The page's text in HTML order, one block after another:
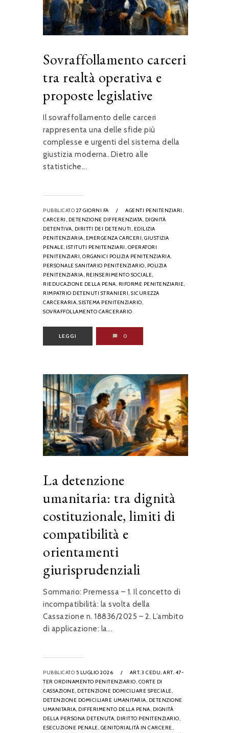
Sovraffollamento carceri
tra realtà operativa e
proposte legislative
Il sovraffollamento delle carceri
rappresenta una delle sfide più
complesse e urgenti del sistema della
giustizia moderna. Dietro alle
statistiche...
PUBBLICATO 27 GIORNI FA /
AGENTI PENITENZIARI,
CARCERI, DETENZIONE DIFFERENZIATA, DIGNITÀ
DETENTIVA, DIRITTI DEI DETENUTI, EDILIZIA
PENITENZIARIA, EMERGENZA CARCERI, GIUSTIZIA
PENALE, ISTITUTI PENITENZIARI, OPERATORI
PENITENZIARI, ORGANICI POLIZIA PENITENZIARIA,
PERSONALE SANITARIO PENITENZIARIO, POLIZIA
PENITENZIARIA, REINSERIMENTO SOCIALE,
RIEDUCAZIONE DELLA PENA, RIFORME PENITENZIARIE,
RIMPATRIO DETENUTI STRANIERI, SICUREZZA
CARCERARIA, SISTEMA PENITENZIARIO,
SOVRAFFOLLAMENTO CARCERARIO
LEGGI 0
La detenzione
umanitaria: tra dignità
costituzionale, limiti di
compatibilità e
orientamenti
giurisprudenziali
Sommario: Premessa – 1. Il concetto di
incompatibilità: la svolta della
Cassazione n. 18836/2025 – 2. L’ambito
di applicazione: la...
PUBBLICATO 5 LUGLIO 2026 / ART. 3 CEDU, ART. 47-
TER ORDINAMENTO PENITENZIARIO, CORTE DI
CASSAZIONE, DETENZIONE DOMICILIARE SPECIALE,
DETENZIONE DOMICILIARE UMANITARIA, DETENZIONE
UMANITARIA, DIFFERIMENTO DELLA PENA, DIGNITÀ
DELLA PERSONA DETENUTA, DIRITTO PENITENZIARIO,
ESECUZIONE PENALE, GENITORIALITÀ IN CARCERE,